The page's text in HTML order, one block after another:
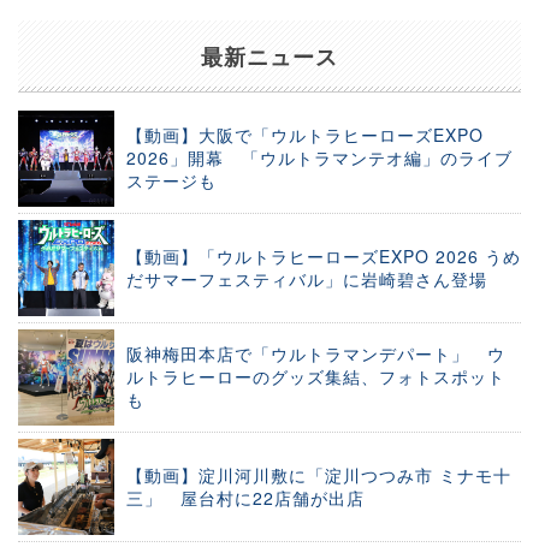
最新ニュース
【動画】大阪で「ウルトラヒーローズEXPO
2026」開幕 「ウルトラマンテオ編」のライブ
ステージも
【動画】「ウルトラヒーローズEXPO 2026 うめ
だサマーフェスティバル」に岩崎碧さん登場
阪神梅田本店で「ウルトラマンデパート」 ウ
ルトラヒーローのグッズ集結、フォトスポット
も
【動画】淀川河川敷に「淀川つつみ市 ミナモ十
三」 屋台村に22店舗が出店